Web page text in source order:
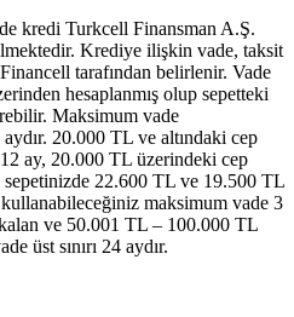
kredi Turkcell Finansman A.Ş.
Krediye ilişkin vade, taksit
tarafından belirlenir. Vade
hesaplanmış olup sepetteki
Maksimum vade
20.000 TL ve altındaki cep
ay, 20.000 TL üzerindeki cep
sepetinizde 22.600 TL ve 19.500 TL
maksimum vade 3
ve 50.001 TL – 100.000 TL
üst sınırı 24 aydır.